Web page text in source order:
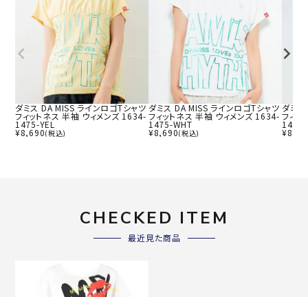
ダミス DA MISS ラインロゴTシャツ
フィットネス 半袖 ウィメンズ 1634-
1475-YEL
¥8,690(税込)
ダミス DA MISS ラインロゴTシャツ
フィットネス 半袖 ウィメンズ 1634-
1475-WHT
¥8,690(税込)
ダミ
フィ
1475-
¥
CHECKED ITEM
最近見た商品